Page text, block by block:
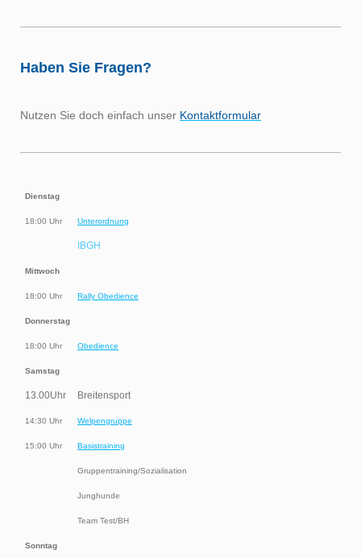
Haben Sie Fragen?
Nutzen Sie doch einfach unser Kontaktformular
Dienstag
18:00 Uhr Unterordnung
IBGH
Mittwoch
18:00 Uhr Rally Obedience
Donnerstag
18:00 Uhr Obedience
Samstag
13.00Uhr Breitensport
14:30 Uhr Welpengruppe
15:00 Uhr Basistraining
Gruppentraining/Sozialisation
Junghunde
Team Test/BH
Sonntag